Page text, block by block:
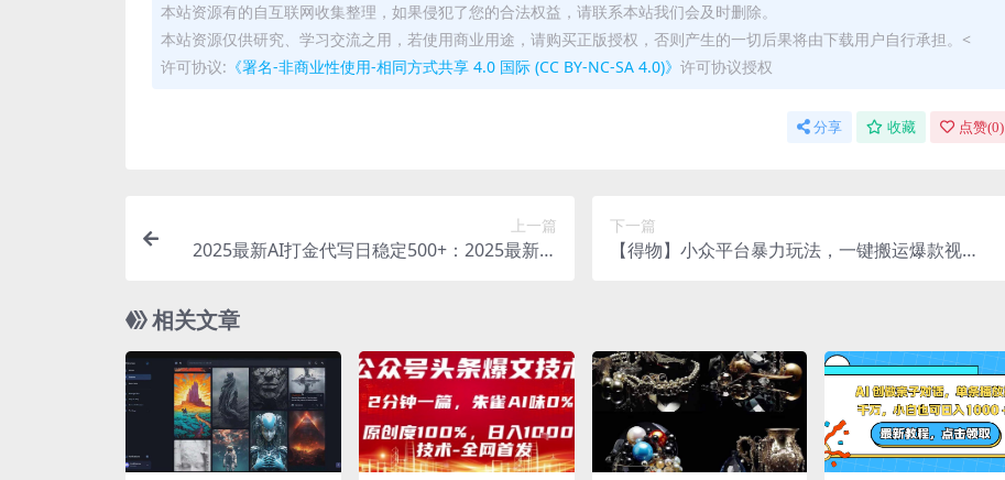
本站资源有的自互联网收集整理，如果侵犯了您的合法权益，请联系本站我们会及时删除。
本站资源仅供研究、学习交流之用，若使用商业用途，请购买正版授权，否则产生的一切后果将由下载用户自行承担。<
许可协议: 《署名-非商业性使用-相同方式共享 4.0 国际 (CC BY-NC-SA 4.0)》 许可协议授权
分享 收藏 点赞(0)
上一篇
2025最新AI打金代写日稳定500+：2025最新翻
下一篇
【得物】小众平台暴力玩法，一键搬运爆款视
相关文章